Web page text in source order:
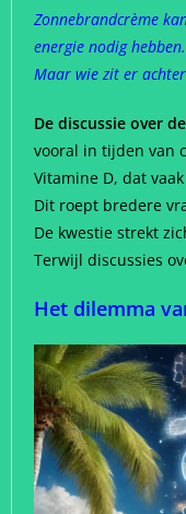
Zonnebrandcrème
energie nodig hebben.
Maar wie zit er
De discussie over
vooral in tijden van
Vitamine D, dat
Dit roept bredere
De kwestie strekt
Terwijl discussies
Het dilemma